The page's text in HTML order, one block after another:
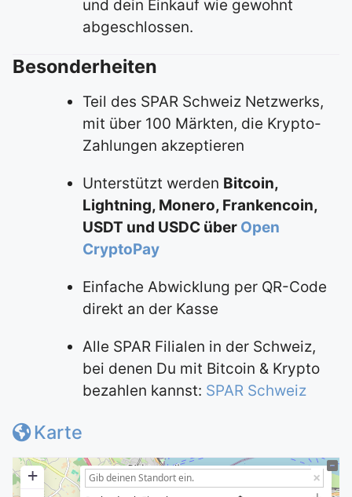
und dein Einkauf wie gewohnt
abgeschlossen.
Besonderheiten
Teil des SPAR Schweiz Netzwerks,
mit über 100 Märkten, die Krypto-
Zahlungen akzeptieren
Unterstützt werden Bitcoin,
Lightning, Monero, Frankencoin,
USDT und USDC über Open
CryptoPay
Einfache Abwicklung per QR-Code
direkt an der Kasse
Alle SPAR Filialen in der Schweiz,
bei denen Du mit Bitcoin & Krypto
bezahlen kannst: SPAR Schweiz
Karte
+